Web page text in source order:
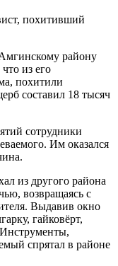
похитивший
району
из его
похитили
составил 18 тысяч
сотрудники
Им оказался
из другого района
возвращаясь с
Выдавив окно
гайковёрт,
спрятал в районе